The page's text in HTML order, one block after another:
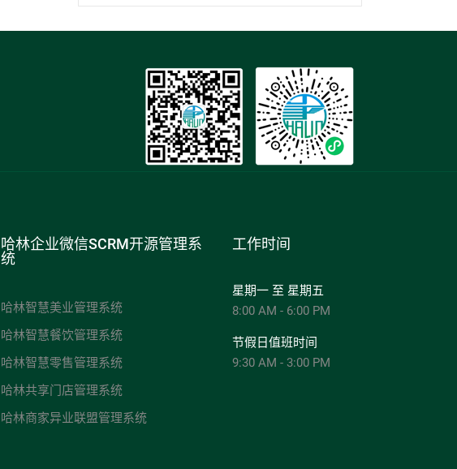
哈林企业微信SCRM开源管理系
统
哈林智慧美业管理系统
哈林智慧餐饮管理系统
哈林智慧零售管理系统
哈林共享门店管理系统
哈林商家异业联盟管理系统
工作时间
星期一 至 星期五
8:00 AM - 6:00 PM
节假日值班时间
9:30 AM - 3:00 PM